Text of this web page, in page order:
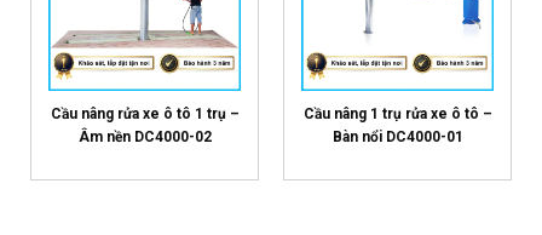
Cầu nâng rửa xe ô tô 1 trụ –
Âm nền DC4000-02
Cầu nâng 1 trụ rửa xe ô tô –
Bàn nổi DC4000-01